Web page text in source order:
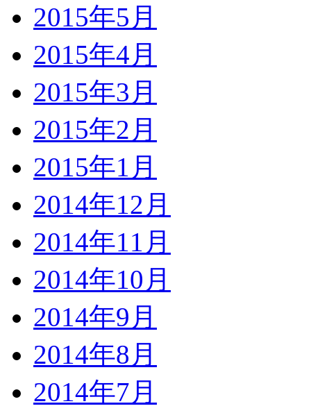
2015年5月
2015年4月
2015年3月
2015年2月
2015年1月
2014年12月
2014年11月
2014年10月
2014年9月
2014年8月
2014年7月